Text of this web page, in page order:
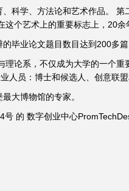
科学、方法论和艺术作品。
个艺术上的重要标志上，20余
毕业论文题目数目达到200多篇
理论系，不仅成为大学的一个
人员：博士和候选人、创意联
大博物馆的专家。
的 数字创业中心